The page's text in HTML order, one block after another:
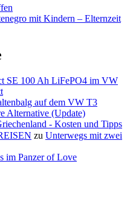
mit Kindern – Elternzeit
SE 100 Ah LiFePO4 im VW
auf dem VW T3
Alternative (Update)
- Kosten und Tipps
zu Unterwegs mit zwei
im Panzer of Love